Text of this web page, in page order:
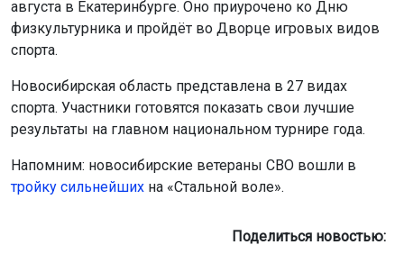
Автор:
Агентство новостейОТС-Горсайт
Главная Новости Общество